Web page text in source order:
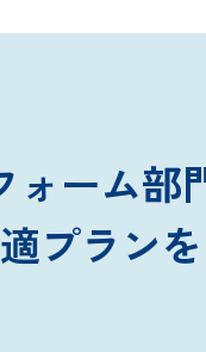
ォーム部
プラン